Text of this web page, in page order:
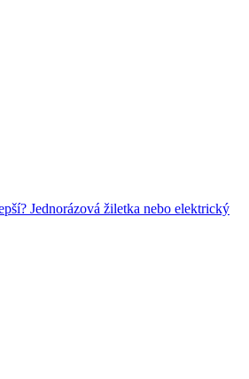
Jednorázová žiletka nebo elektrický